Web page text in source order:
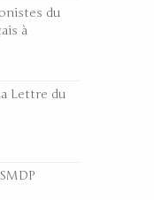
du
à
Lettre du